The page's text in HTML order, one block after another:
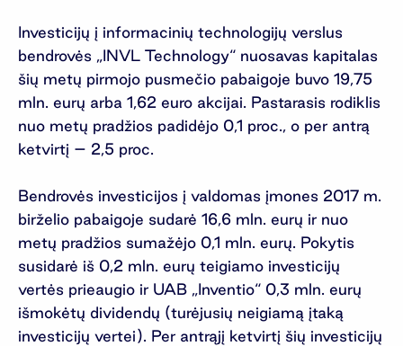
Investicijų į informacinių technologijų verslus
bendrovės „INVL Technology“ nuosavas kapitalas
šių metų pirmojo pusmečio pabaigoje buvo 19,75
mln. eurų arba 1,62 euro akcijai. Pastarasis rodiklis
nuo metų pradžios padidėjo 0,1 proc., o per antrą
ketvirtį – 2,5 proc.
Bendrovės investicijos į valdomas įmones 2017 m.
birželio pabaigoje sudarė 16,6 mln. eurų ir nuo
metų pradžios sumažėjo 0,1 mln. eurų. Pokytis
susidarė iš 0,2 mln. eurų teigiamo investicijų
vertės prieaugio ir UAB „Inventio“ 0,3 mln. eurų
išmokėtų dividendų (turėjusių neigiamą įtaką
investicijų vertei). Per antrąjį ketvirtį šių investicijų